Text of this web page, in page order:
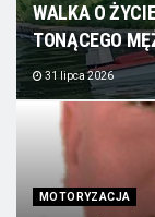
WALKA O
TONĄCEGO
31 lipca 2026
MOTORYZACJA